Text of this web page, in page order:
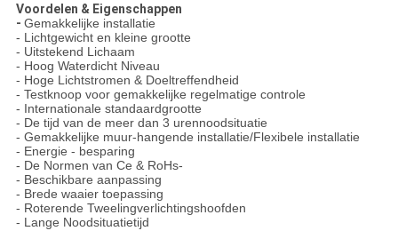
Voordelen & Eigenschappen
- Gemakkelijke installatie
- Lichtgewicht en kleine grootte
- Uitstekend Lichaam
- Hoog Waterdicht Niveau
- Hoge Lichtstromen & Doeltreffendheid
- Testknoop voor gemakkelijke regelmatige controle
- Internationale standaardgrootte
- De tijd van de meer dan 3 urennoodsituatie
- Gemakkelijke muur-hangende installatie/Flexibele installatie
- Energie - besparing
- De Normen van Ce & RoHs-
- Beschikbare aanpassing
- Brede waaier toepassing
- Roterende Tweelingverlichtingshoofden
- Lange Noodsituatietijd